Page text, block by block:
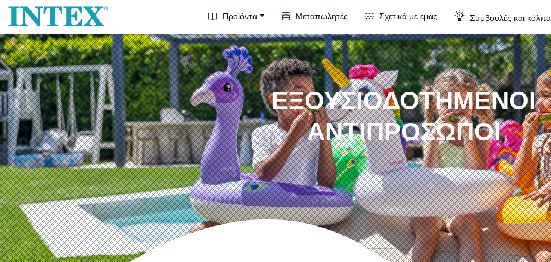
Προϊόντα Μεταπωλητές Σχετικά με εμάς Συμβουλές και κόλπα
ΕΞΟΥΣΙΟΔΟΤΗΜΕΝΟΙ
ΑΝΤΙΠΡΟΣΩΠΟΙ